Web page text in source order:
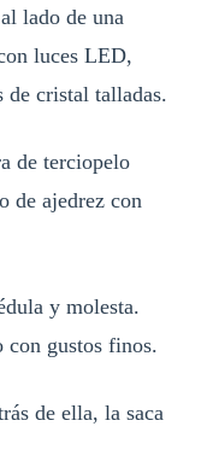
lado de una
luces LED,
de cristal talladas.
de terciopelo
de ajedrez con
y molesta.
con gustos finos.
de ella, la saca